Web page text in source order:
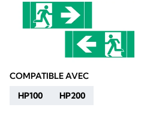
COMPATIBLE AVEC
HP100
HP200